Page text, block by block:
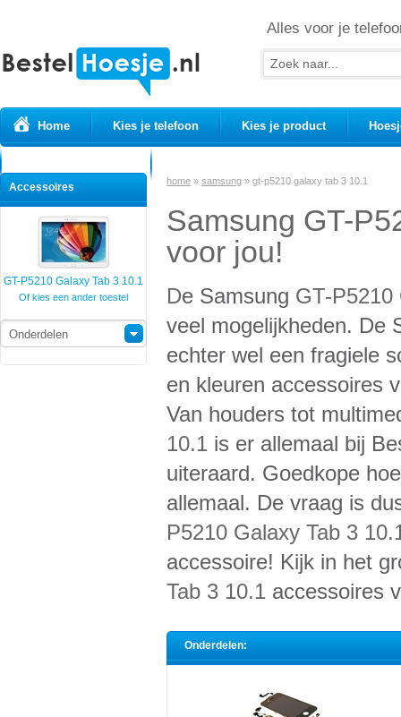
Alles voor je
Home Kies je telefoon Kies je product
Accessoires
GT-P5210 Galaxy Tab 3 10.1
Of kies een ander toestel
Onderdelen
home » samsung » gt-p5210 galaxy tab 3 10.1
Samsung GT-
voor jou!
De Samsung GT-P5210
veel mogelijkheden. De
echter wel een fragiele
en kleuren accessoires
Van houders tot
10.1 is er allemaal bij
uiteraard. Goedkope
allemaal. De vraag is
P5210 Galaxy Tab 3
accessoire! Kijk in het
Tab 3 10.1 accessoires
Onderdelen: